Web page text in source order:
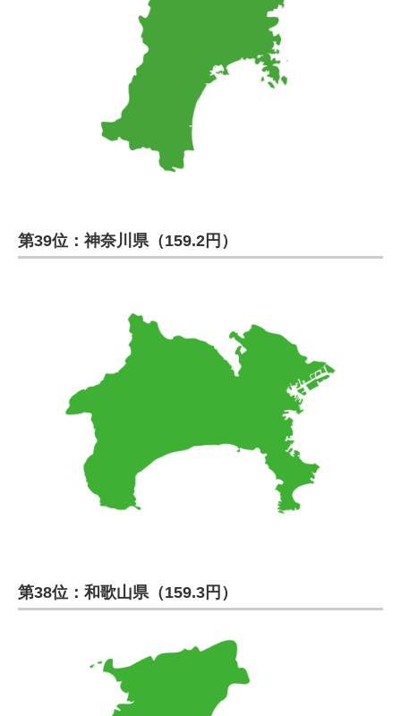
第39位：神奈川県（159.2円）
第38位：和歌山県（159.3円）